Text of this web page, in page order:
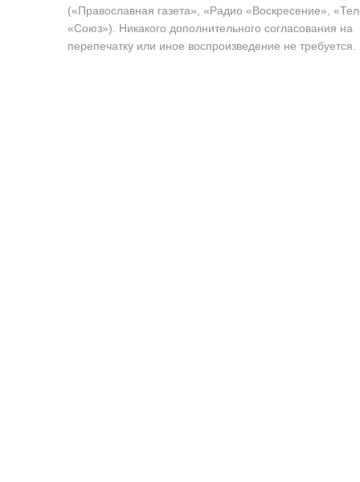
(«Православная газета», «Радио «Воскресение»,
«Союз»). Никакого дополнительного согласования на
перепечатку или иное воспроизведение не требуется.